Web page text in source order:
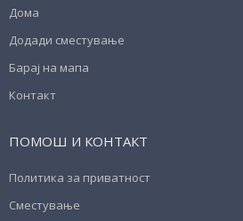
Дома
Додади сместување
Барај на мапа
Контакт
ПОМОШ И КОНТАКТ
Политика за приватност
Сместување